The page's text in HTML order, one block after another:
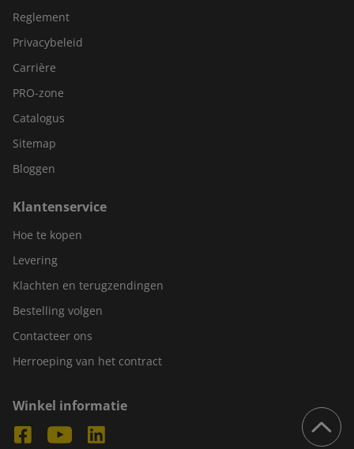
Reglement
Privacybeleid
Carrière
PRO-zone
Catalogus
Sitemap
Bloggen
Klantenservice
Hoe te kopen
Levering
Klachten en terugzendingen
Bestelling volgen
Contacteer ons
Herroeping van het contract
Winkel informatie